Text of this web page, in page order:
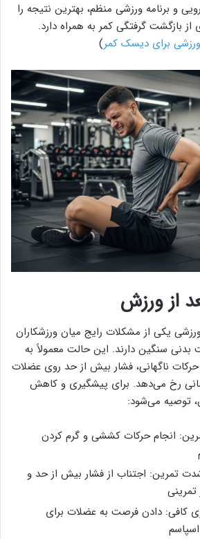
و برنامه ورزشی منظم، بهترین نتیجه را
بازگشت گرفتگی کمر به همراه دارد.
برای دیسک کمر)
از ورزش
یکی از مشکلات رایج میان ورزشکاران
بدنی سنگین دارند. این حالت معمولاً به
حرکات ناگهانی، فشار بیش از حد روی عضلات
رخ می‌دهد. برای پیشگیری و کاهش
توصیه می‌شود:
انجام حرکات کششی و گرم کردن
تمرین: اجتناب از فشار بیش از حد و
کافی: دادن فرصت به عضلات برای